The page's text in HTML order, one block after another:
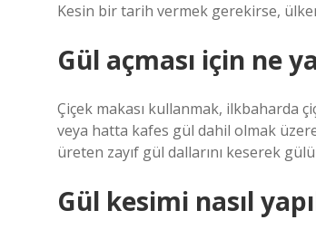
Kesin bir tarih vermek gerekirse,
Gül açması için ne
Çiçek makası kullanmak, ilkbaharda
veya hatta kafes gül dahil olmak
üreten zayıf gül dallarını keserek
Gül kesimi nasıl